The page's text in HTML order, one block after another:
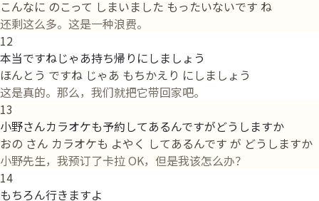
こんなに のこって しまいました もったいないです ね
还剩这么多。这是一种浪费。
12
本当ですねじゃあ持ち帰りにしましょう
ほんとう ですね じゃあ もちかえり にしましょう
这是真的。那么，我们就把它带回家吧。
13
小野さんカラオケも予約してあるんですがどうしますか
おの さん カラオケも よやく してあるんです が どうしますか
小野先生，我预订了卡拉 OK，但是我该怎么办？
14
もちろん行きますよ